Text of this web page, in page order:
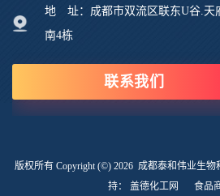
地 址：成都市双流区联东U谷.天
南4栋
联系我们
版权所有 Copyright (©) 2026 成都泰和伟业生物
持： 盖德化工网 食品